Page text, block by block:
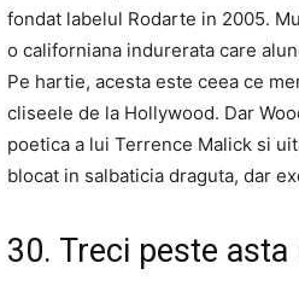
fondat labelul Rodarte in 2005.
o californiana indurerata care
Pe hartie, acesta este ceea ce
cliseele de la Hollywood. Dar
poetica a lui Terrence Malick si
blocat in salbaticia draguta, dar
30. Treci peste asta